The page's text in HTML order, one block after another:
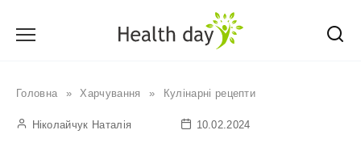
Головна » Харчування » Кулінарні рецепти
Ніколайчук Наталія 10.02.2024